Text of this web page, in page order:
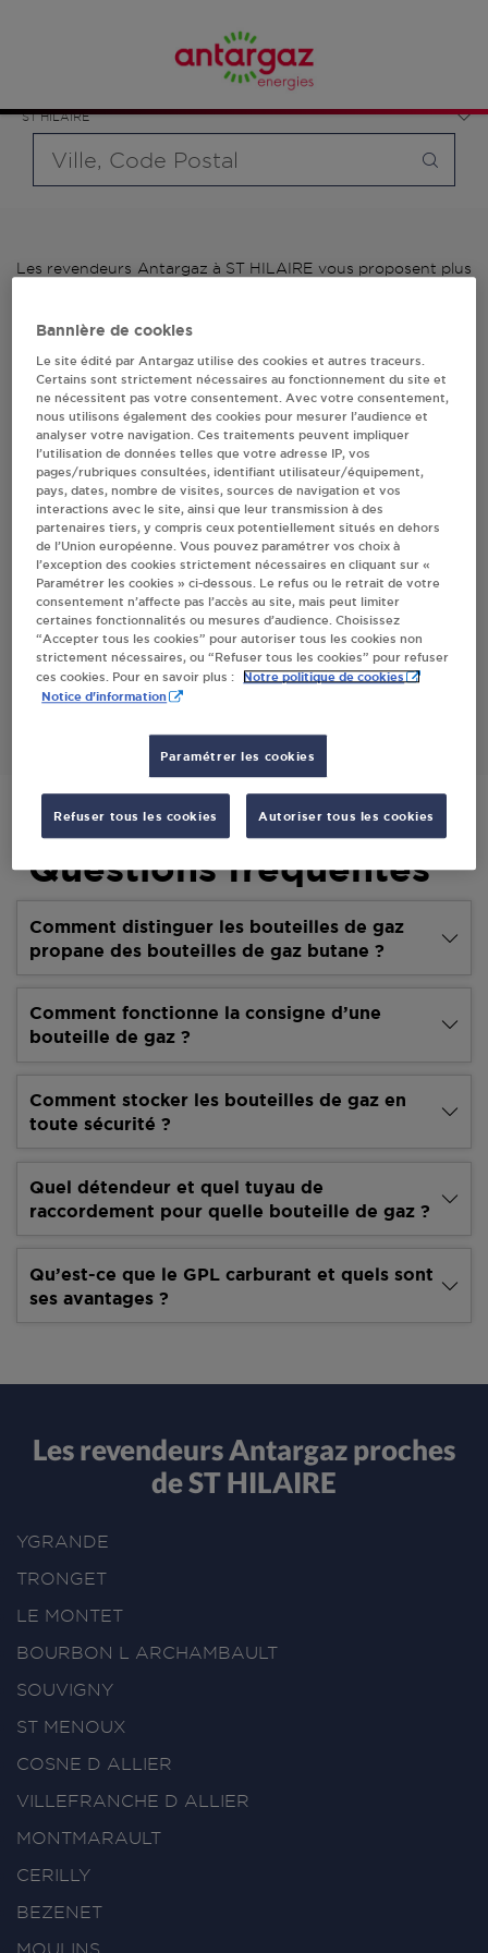
ST HILAIRE
bouteille souhaité et le type de point de vente (revendeur /
distributeur automatique de bouteilles de gaz ou station GPL
carburant)
Les revendeurs Antargaz à ST HILAIRE vous proposent plus
Antargaz à ST HILAIRE, l'adresse, le numéro de téléphone de
votre stations GPL ou distributeurs de bouteilles de gaz.
1 revendeur(s) Antargaz
à ST HILAIRE
Villes
PROXI PETITJEAN NICOLE ST HILAIRE
6 ROUTE DE BOURBON
03440ST HILAIRE
S'Y RENDRE
Questions fréquentes
Comment distinguer les bouteilles de gaz
propane des bouteilles de gaz butane ?
Comment fonctionne la consigne d’une
bouteille de gaz ?
Comment stocker les bouteilles de gaz en
toute sécurité ?
Quel détendeur et quel tuyau de
raccordement pour quelle bouteille de gaz ?
Qu’est-ce que le GPL carburant et quels sont
ses avantages ?
Les revendeurs Antargaz proches
de ST HILAIRE
YGRANDE
TRONGET
LE MONTET
BOURBON L ARCHAMBAULT
SOUVIGNY
ST MENOUX
COSNE D ALLIER
VILLEFRANCHE D ALLIER
MONTMARAULT
CERILLY
BEZENET
MOULINS
Bannière de cookies
Le site édité par Antargaz utilise des cookies et autres traceurs.
Certains sont strictement nécessaires au fonctionnement du site et
ne nécessitent pas votre consentement. Avec votre consentement,
nous utilisons également des cookies pour mesurer l’audience et
analyser votre navigation. Ces traitements peuvent impliquer
l’utilisation de données telles que votre adresse IP, vos
pages/rubriques consultées, identifiant utilisateur/équipement,
pays, dates, nombre de visites, sources de navigation et vos
interactions avec le site, ainsi que leur transmission à des
partenaires tiers, y compris ceux potentiellement situés en dehors
de l’Union européenne. Vous pouvez paramétrer vos choix à
l’exception des cookies strictement nécessaires en cliquant sur «
Paramétrer les cookies » ci-dessous. Le refus ou le retrait de votre
consentement n’affecte pas l’accès au site, mais peut limiter
certaines fonctionnalités ou mesures d’audience. Choisissez
“Accepter tous les cookies” pour autoriser tous les cookies non
strictement nécessaires, ou “Refuser tous les cookies” pour refuser
ces cookies. Pour en savoir plus :
Notre politique de cookies
Notice d'information
Paramétrer les cookies
Refuser tous les cookies Autoriser tous les cookies